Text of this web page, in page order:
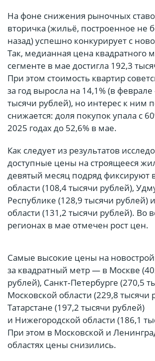
На фоне снижения рыночных
вторичка (жильё, построенное не
назад) успешно конкурирует с
Так, медианная цена квадратного
сегменте в мае достигла 192,3
При этом стоимость квартир
за год выросла на 14,1% (в
тысячи рублей), но интерес к ним
снижается: доля покупок упала с
2025 годах до 52,6% в мае.
Как следует из результатов
доступные цены на строящееся
девятый месяц подряд фиксируют
области (108,4 тысячи рублей),
Республике (128,9 тысячи рублей)
области (131,2 тысячи рублей). Во
регионах в мае отмечен рост цен.
Самые высокие цены на
за квадратный метр — в Москве
рублей), Санкт‑Петербурге (270,5
Московской области (229,8 тысячи
Татарстане (197,2 тысячи рублей)
и Нижегородской области (186,1
При этом в Московской и
областях цены снизились.